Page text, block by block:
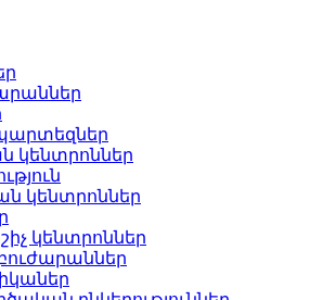
կենտրոններ­
կենտրոններ­
կենտրոններ­